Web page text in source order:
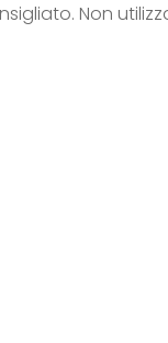
Non